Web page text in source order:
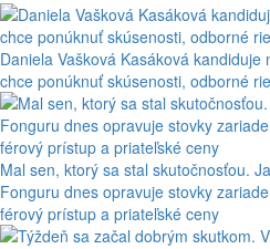
Daniela Vašková Kasáková
chce ponúknuť skúsenosti, odborné
Mal sen, ktorý sa stal skutočnosťou.
Fonguru dnes opravuje stovky
férový prístup a priateľské ceny